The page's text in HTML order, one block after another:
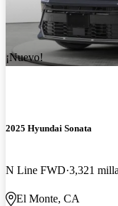
¡Nuevo!
2025 Hyundai Sonata
N Line FWD 3,321
El Monte, CA